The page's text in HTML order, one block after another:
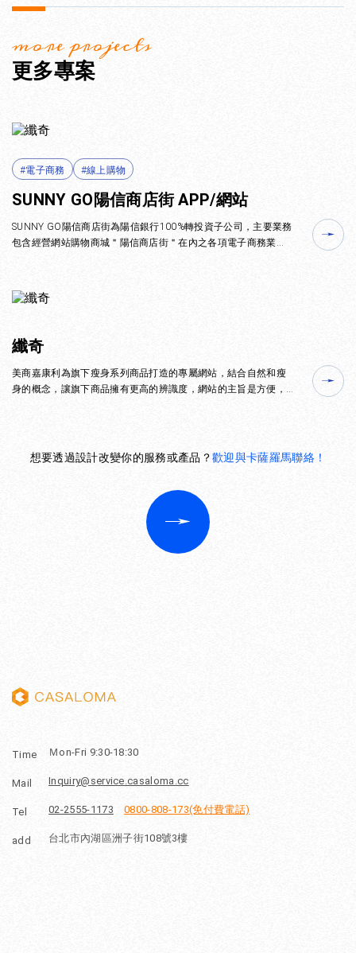
more projects
更多專案
#電子商務 #線上購物
SUNNY GO陽信商店街 APP/網站
SUNNY GO陽信商店街為陽信銀行100%轉投資子公司，主要業務
包含經營網站購物商城＂陽信商店街＂在內之各項電子商務業
纖奇
美商嘉康利為旗下瘦身系列商品打造的專屬網站，結合自然和瘦
身的概念，讓旗下商品擁有更高的辨識度，網站的主旨是方便，
想要透過設計改變你的服務或產品？歡迎與卡薩羅馬聯絡！
Time Ｍon-Fri 9:30-18:30
Mail Inquiry@service.casaloma.cc
Tel 02-2555-1173 0800-808-173(免付費電話)
add 台北市內湖區洲子街108號3樓